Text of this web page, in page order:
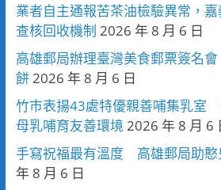
業者自主通報苦茶油檢驗異常，
查核回收機制 2026 年 8 月 6 日
高雄郵局辦理臺灣美食郵票簽名
餅2026 年 8 月 6 日
竹市表揚43處特優親善哺集乳室
母乳哺育友善環境2026 年 8 月 6
手寫祝福最有溫度 高雄郵局助憨
年 8 月 6 日